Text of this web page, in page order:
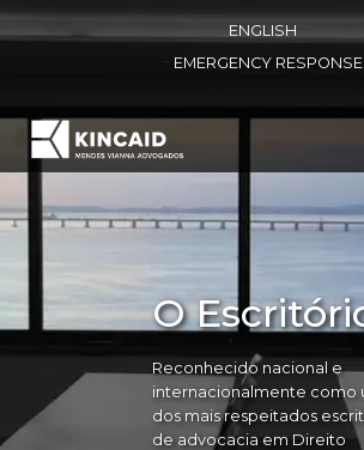
ENGLISH
EMERGENCY RESPONSE
O
Reconhecido nacional e
internacionalmente como
dos mais respeitados
de advocacia em Direito